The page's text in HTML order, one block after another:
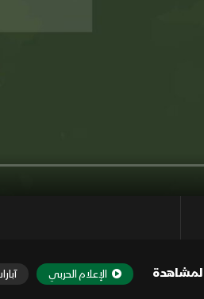
الإعلام الحربي